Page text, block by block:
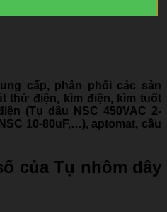
cấp, phân phối các sản
thử điện, kìm điện, kìm tuốt
(Tụ dầu NSC 450VAC 2-
10-80uF,…), aptomat, cầu
của Tụ nhôm dây